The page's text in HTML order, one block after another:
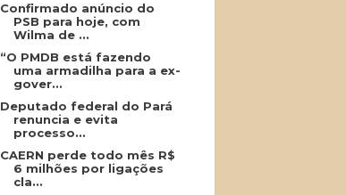
Confirmado anúncio do
PSB para hoje, com
Wilma de ...
“O PMDB está fazendo
uma armadilha para a ex-
gover...
Deputado federal do Pará
renuncia e evita
processo...
CAERN perde todo mês R$
6 milhões por ligações
cla...